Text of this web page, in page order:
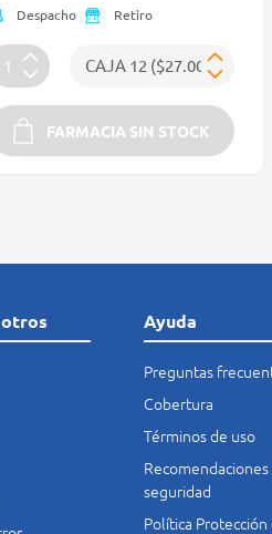
Despacho Retiro
FARMACIA SIN STOCK
Ayuda
Preguntas
Cobertura
Términos de uso
Recomendaciones
seguridad
Política